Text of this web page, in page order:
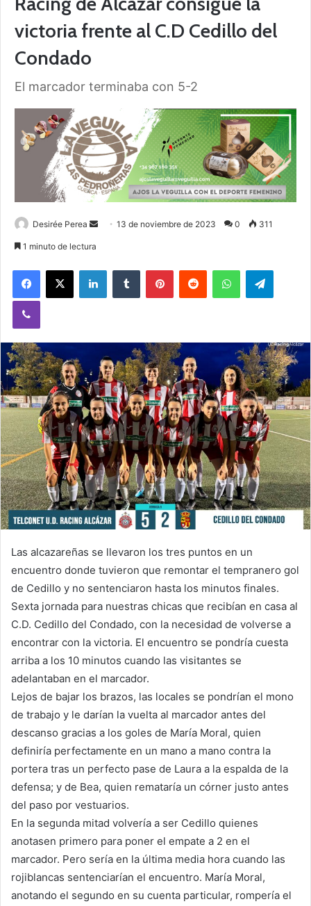
victoria frente al C.D Cedillo del
Condado
El marcador terminaba con 5-2
Desirée Perea
m
a
i
l
13 de noviembre de 2023 0 311
1 minuto de lectura
Las alcazareñas se llevaron los tres puntos en un
encuentro donde tuvieron que remontar el tempranero gol
de Cedillo y no sentenciaron hasta los minutos finales.
Sexta jornada para nuestras chicas que recibían en casa al
C.D. Cedillo del Condado, con la necesidad de volverse a
encontrar con la victoria. El encuentro se pondría cuesta
arriba a los 10 minutos cuando las visitantes se
adelantaban en el marcador.
Lejos de bajar los brazos, las locales se pondrían el mono
de trabajo y le darían la vuelta al marcador antes del
descanso gracias a los goles de María Moral, quien
definiría perfectamente en un mano a mano contra la
portera tras un perfecto pase de Laura a la espalda de la
defensa; y de Bea, quien remataría un córner justo antes
del paso por vestuarios.
En la segunda mitad volvería a ser Cedillo quienes
anotasen primero para poner el empate a 2 en el
marcador. Pero sería en la última media hora cuando las
rojiblancas sentenciarían el encuentro. María Moral,
anotando el segundo en su cuenta particular, rompería el